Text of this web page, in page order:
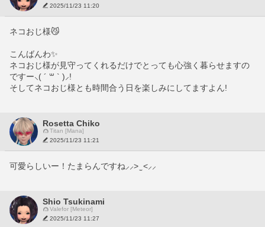
2025/11/23 11:20
ネコおじ様😼
こんばんわ✨
ネコおじ様が見守ってくれるだけでとっても心強く暮らせますの
ですー⸜( ´ ꒳ ` )⸝!
そしてネコおじ様とも時間合う日を楽しみにしてますよん!
Rosetta Chiko
Titan [Mana]
2025/11/23 11:21
可愛らしいー！たまらんですね⸝⸝> ̫ <⸝⸝
Shio Tsukinami
Valefor [Meteor]
2025/11/23 11:27